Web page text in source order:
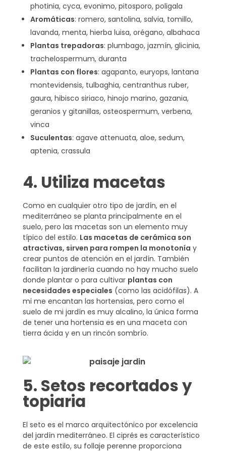
photinia, cyca, evonimo, pitosporo, poligala
Aromáticas: romero, santolina, salvia, tomillo,
lavanda, menta, hierba luisa, orégano, albahaca
Plantas trepadoras: plumbago, jazmín, glicinia,
trachelospermum, duranta
Plantas con flores: agapanto, euryops, lantana
montevidensis, tulbaghia, centranthus ruber,
gaura, hibisco siriaco, hinojo marino, gazania,
geranios y gitanillas, osteospermum, verbena,
vinca
Suculentas: agave attenuata, aloe, sedum,
aptenia, crassula
4. Utiliza macetas
Como en cualquier otro tipo de jardín, en el
mediterráneo se planta principalmente en el
suelo, pero las macetas son un elemento muy
típico del estilo. Las macetas de cerámica son
atractivas, sirven para rompen la monotonía y
crear puntos de atención en el jardín. También
facilitan la jardinería cuando no hay mucho suelo
donde plantar o para cultivar plantas con
necesidades especiales (como las acidófilas). A
mi me encantan las hortensias, pero como el
suelo de mi jardín es muy alcalino, la única forma
de tener una hortensia es en una maceta con
tierra ácida y en un rincón sombrío.
5. Setos recortados y
topiaria
El seto es el marco arquitectónico por excelencia
del jardín mediterráneo. El ciprés es característico
de este estilo, su follaje perenne proporciona